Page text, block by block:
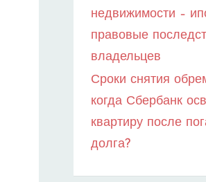
недвижимости –
правовые
владельцев
Сроки снятия
когда Сбербанк
квартиру после
долга?